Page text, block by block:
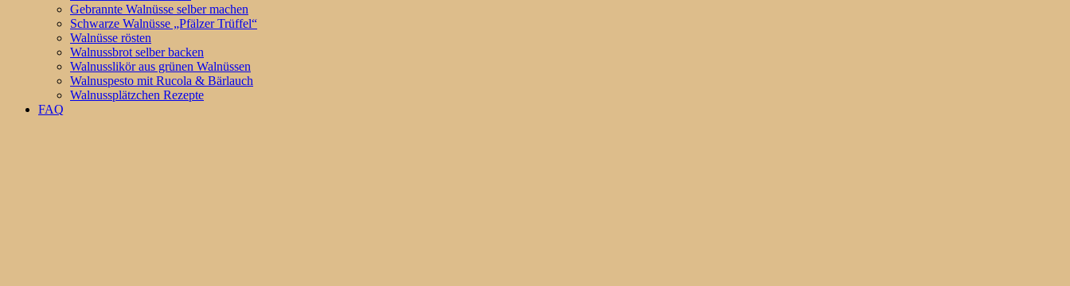
Gebrannte Walnüsse selber machen
Schwarze Walnüsse „Pfälzer Trüffel“
Walnüsse rösten
Walnussbrot selber backen
Walnusslikör aus grünen Walnüssen
Walnuspesto mit Rucola & Bärlauch
Walnussplätzchen Rezepte
FAQ